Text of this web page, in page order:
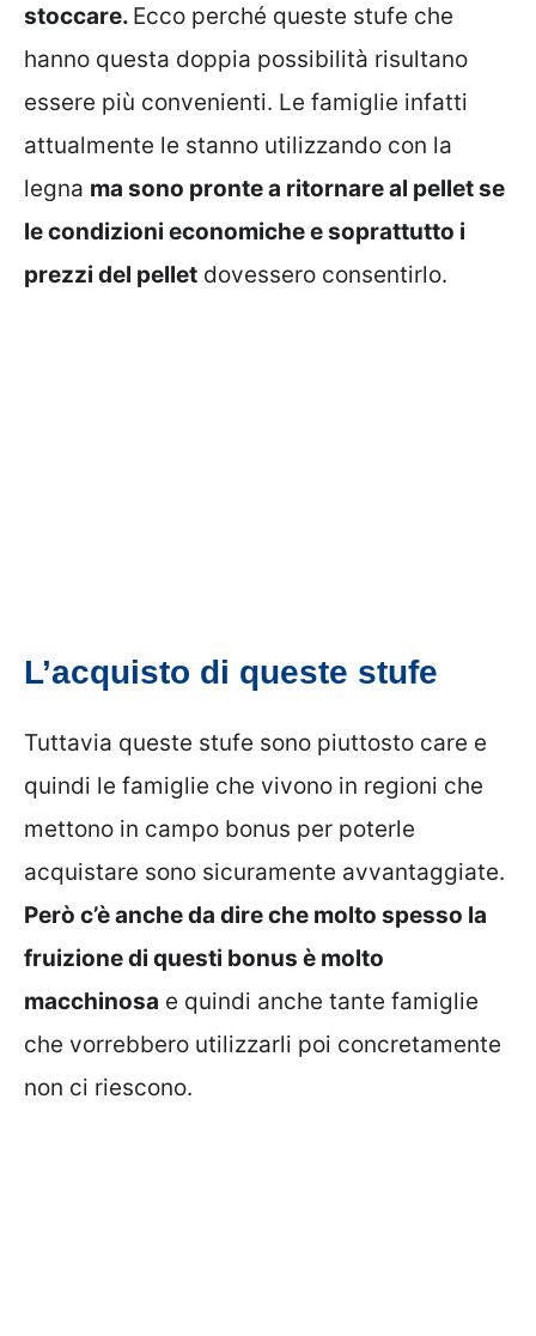
stoccare. Ecco perché queste stufe che
hanno questa doppia possibilità risultano
essere più convenienti. Le famiglie infatti
attualmente le stanno utilizzando con la
legna ma sono pronte a ritornare al pellet se
le condizioni economiche e soprattutto i
prezzi del pellet dovessero consentirlo.
L’acquisto di queste stufe
Tuttavia queste stufe sono piuttosto care e
quindi le famiglie che vivono in regioni che
mettono in campo bonus per poterle
acquistare sono sicuramente avvantaggiate.
Però c’è anche da dire che molto spesso la
fruizione di questi bonus è molto
macchinosa e quindi anche tante famiglie
che vorrebbero utilizzarli poi concretamente
non ci riescono.